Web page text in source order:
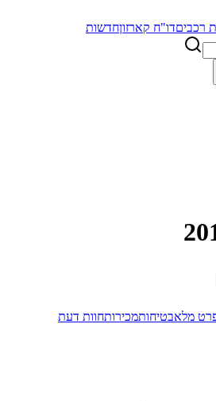
רכביםדו"ח קארזוןחדשות
מלאבטיחותמכירותחוות דעת